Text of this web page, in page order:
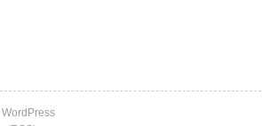
WordPress